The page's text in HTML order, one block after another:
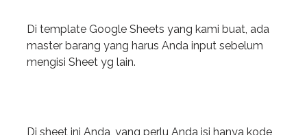
Di template Google Sheets yang kami buat, ada
master barang yang harus Anda input sebelum
mengisi Sheet yg lain.
Di sheet ini Anda, yang perlu Anda isi hanya kode